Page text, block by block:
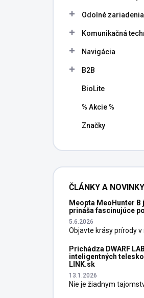
Odolné zariadenia
Komunikačná
Navigácia
B2B
BioLite
% Akcie %
Značky
ČLÁNKY A NOVINKY
Meopta MeoHunter
prináša fascinujúce
5.6.2026
Objavte krásy prírody v
Prichádza DWARF
inteligentných
LINK.sk
13.1.2026
Nie je žiadnym